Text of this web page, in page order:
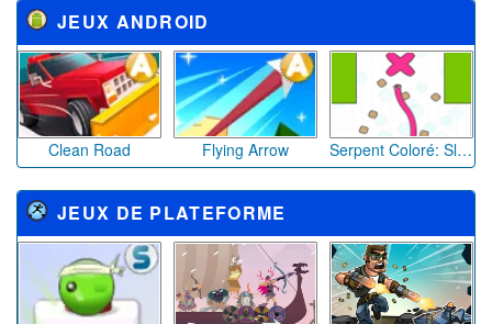
JEUX ANDROID
Clean Road Flying Arrow Serpent Coloré: Slalom Chromatique
JEUX DE PLATEFORME